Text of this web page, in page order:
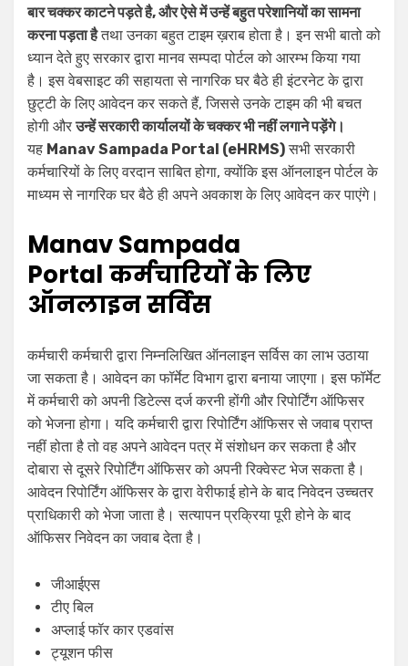
बार चक्कर काटने पड़ते है, और ऐसे में उन्हें बहुत परेशानियों का सामना
करना पड़ता हैतथा उनका बहुत टाइम ख़राब होता है। इन सभी बातो को
ध्यान देते हुए सरकार द्वारा मानव सम्पदा पोर्टल को आरम्भ किया गया
है। इस वेबसाइट की सहायता से नागरिक घर बैठे ही इंटरनेट के द्वारा
छुट्टी के लिए आवेदन कर सकते हैं, जिससे उनके टाइम की भी बचत
होगी औरउन्हें सरकारी कार्यालयों के चक्कर भी नहीं लगाने पड़ेंगे।
यह Manav Sampada Portal (eHRMS)सभी सरकारी
कर्मचारियों के लिए वरदान साबित होगा, क्योंकि इस ऑनलाइन पोर्टल के
माध्यम से नागरिक घर बैठे ही अपने अवकाश के लिए आवेदन कर पाएंगे।
Manav Sampada
Portal कर्मचारियों के लिए
ऑनलाइन सर्विस
कर्मचारी कर्मचारी द्वारा निम्नलिखित ऑनलाइन सर्विस का लाभ उठाया
जा सकता है। आवेदन का फॉर्मेट विभाग द्वारा बनाया जाएगा। इस फॉर्मेट
में कर्मचारी को अपनी डिटेल्स दर्ज करनी होंगी और रिपोर्टिंग ऑफिसर
को भेजना होगा। यदि कर्मचारी द्वारा रिपोर्टिंग ऑफिसर से जवाब प्राप्त
नहीं होता है तो वह अपने आवेदन पत्र में संशोधन कर सकता है और
दोबारा से दूसरे रिपोर्टिंग ऑफिसर को अपनी रिक्वेस्ट भेज सकता है।
आवेदन रिपोर्टिंग ऑफिसर के द्वारा वेरीफाई होने के बाद निवेदन उच्चतर
प्राधिकारी को भेजा जाता है। सत्यापन प्रक्रिया पूरी होने के बाद
ऑफिसर निवेदन का जवाब देता है।
जीआईएस
टीए बिल
अप्लाई फॉर कार एडवांस
ट्यूशन फीस